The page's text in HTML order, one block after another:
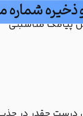
پیامک مناسبتی
ذخیره شماره